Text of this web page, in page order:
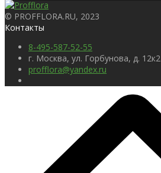
© PROFFLORA.RU, 2023
Контакты
8-495-587-52-55
г. Москва, ул. Горбунова, д. 12к2
profflora@yandex.ru